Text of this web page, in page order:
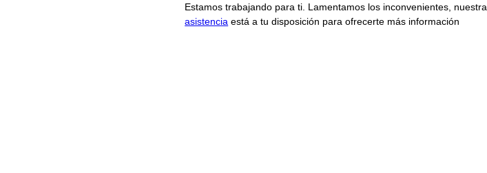
Estamos trabajando para ti. Lamentamos los inconvenientes, nuestra
asistencia está a tu disposición para ofrecerte más información